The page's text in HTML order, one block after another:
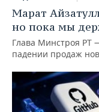
Марат
но пока мы
Глава Минстроя РТ
падении продаж